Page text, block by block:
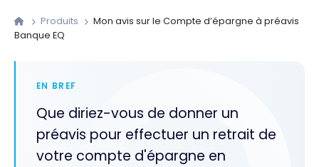
Produits
Mon avis sur le Compte d’épargne à préavis
Banque EQ
EN BREF
Que diriez-vous de donner un
préavis pour effectuer un retrait de
votre compte d'épargne en